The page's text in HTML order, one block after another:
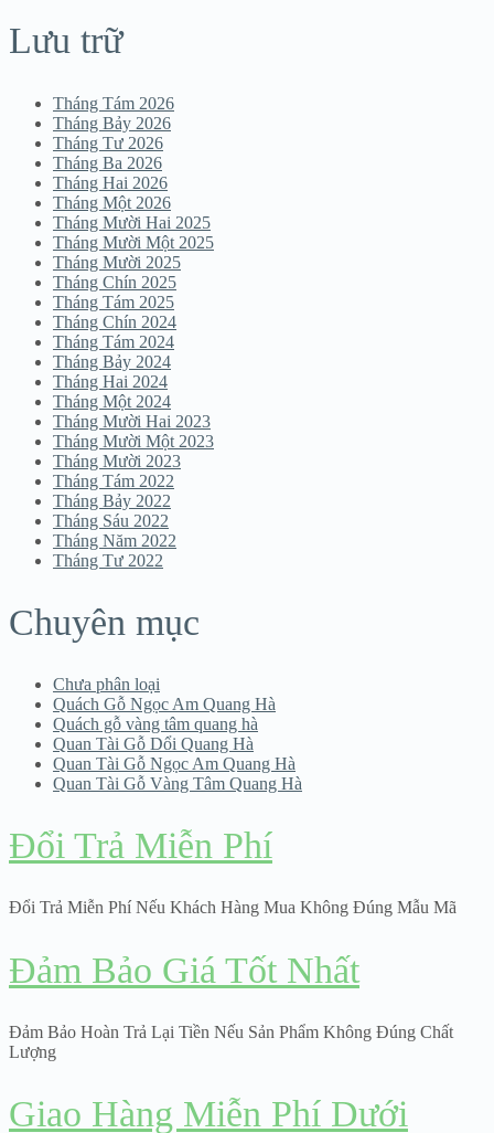
Lưu trữ
Tháng Tám 2026
Tháng Bảy 2026
Tháng Tư 2026
Tháng Ba 2026
Tháng Hai 2026
Tháng Một 2026
Tháng Mười Hai 2025
Tháng Mười Một 2025
Tháng Mười 2025
Tháng Chín 2025
Tháng Tám 2025
Tháng Chín 2024
Tháng Tám 2024
Tháng Bảy 2024
Tháng Hai 2024
Tháng Một 2024
Tháng Mười Hai 2023
Tháng Mười Một 2023
Tháng Mười 2023
Tháng Tám 2022
Tháng Bảy 2022
Tháng Sáu 2022
Tháng Năm 2022
Tháng Tư 2022
Chuyên mục
Chưa phân loại
Quách Gỗ Ngọc Am Quang Hà
Quách gỗ vàng tâm quang hà
Quan Tài Gỗ Dổi Quang Hà
Quan Tài Gỗ Ngọc Am Quang Hà
Quan Tài Gỗ Vàng Tâm Quang Hà
Đổi Trả Miễn Phí
Đổi Trả Miễn Phí Nếu Khách Hàng Mua Không Đúng Mẫu Mã
Đảm Bảo Giá Tốt Nhất
Đảm Bảo Hoàn Trả Lại Tiền Nếu Sản Phẩm Không Đúng Chất
Lượng
Giao Hàng Miễn Phí Dưới